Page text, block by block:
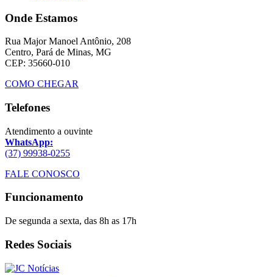
Onde Estamos
Rua Major Manoel Antônio, 208
Centro, Pará de Minas, MG
CEP: 35660-010
COMO CHEGAR
Telefones
Atendimento a ouvinte
WhatsApp:
(37) 99938-0255
FALE CONOSCO
Funcionamento
De segunda a sexta, das 8h as 17h
Redes Sociais